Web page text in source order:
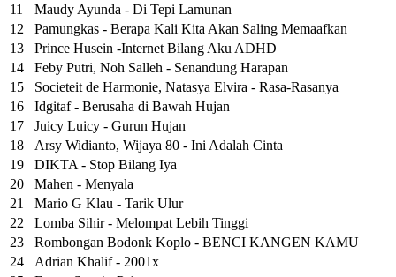
11
Maudy Ayunda - Di Tepi Lamunan
12
Pamungkas - Berapa Kali Kita Akan Saling Memaafkan
13
Prince Husein -Internet Bilang Aku ADHD
14
Feby Putri, Noh Salleh - Senandung Harapan
15
Societeit de Harmonie, Natasya Elvira - Rasa-Rasanya
16
Idgitaf - Berusaha di Bawah Hujan
17
Juicy Luicy - Gurun Hujan
18
Arsy Widianto, Wijaya 80 - Ini Adalah Cinta
19
DIKTA - Stop Bilang Iya
20
Mahen - Menyala
21
Mario G Klau - Tarik Ulur
22
Lomba Sihir - Melompat Lebih Tinggi
23
Rombongan Bodonk Koplo - BENCI KANGEN KAMU
24
Adrian Khalif - 2001x